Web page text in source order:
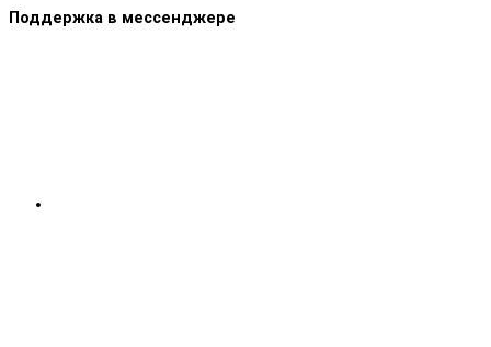
Поддержка в мессенджере